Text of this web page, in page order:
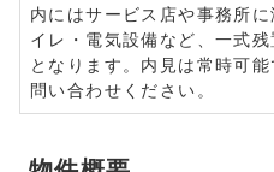
内にはサービス店や事務所
イレ・電気設備など、一式
となります。内見は常時可
問い合わせください。